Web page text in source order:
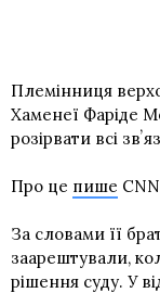
Племінниця
Хаменеї Фаріде
розірвати всі
Про це пише
За словами її
заарештували,
рішення суду. У